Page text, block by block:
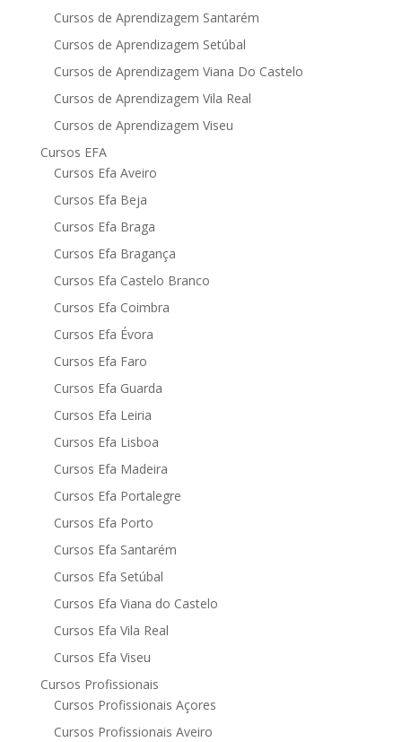
Cursos de Aprendizagem Santarém
Cursos de Aprendizagem Setúbal
Cursos de Aprendizagem Viana Do Castelo
Cursos de Aprendizagem Vila Real
Cursos de Aprendizagem Viseu
Cursos EFA
Cursos Efa Aveiro
Cursos Efa Beja
Cursos Efa Braga
Cursos Efa Bragança
Cursos Efa Castelo Branco
Cursos Efa Coimbra
Cursos Efa Évora
Cursos Efa Faro
Cursos Efa Guarda
Cursos Efa Leiria
Cursos Efa Lisboa
Cursos Efa Madeira
Cursos Efa Portalegre
Cursos Efa Porto
Cursos Efa Santarém
Cursos Efa Setúbal
Cursos Efa Viana do Castelo
Cursos Efa Vila Real
Cursos Efa Viseu
Cursos Profissionais
Cursos Profissionais Açores
Cursos Profissionais Aveiro